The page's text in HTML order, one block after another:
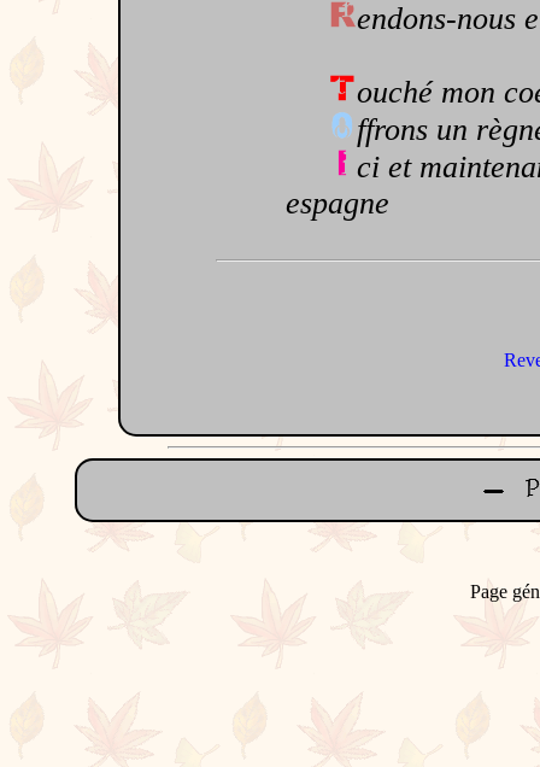
endons-nous
ouché mon
ffrons un
ci et
espagne
Page